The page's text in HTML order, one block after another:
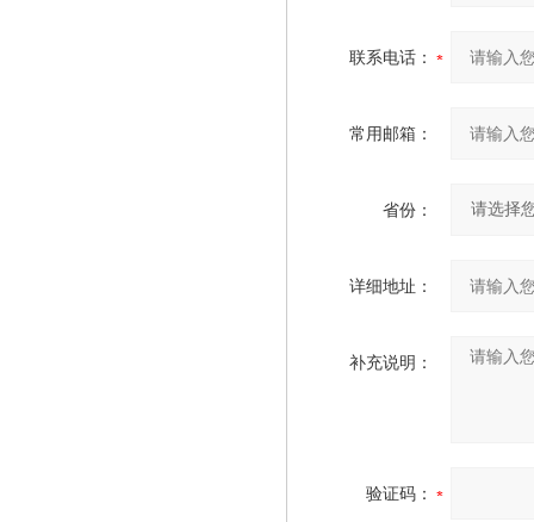
联系电话：
常用邮箱：
省份：
详细地址：
补充说明：
验证码：